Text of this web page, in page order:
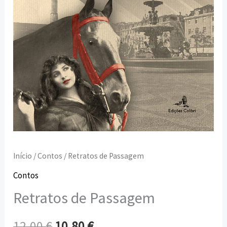
Início /Contos / Retratos de Passagem
Contos
Retratos de Passagem